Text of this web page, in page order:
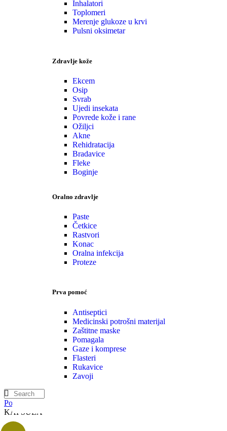
Inhalatori
Toplomeri
Merenje glukoze u krvi
Pulsni oksimetar
Zdravlje kože
Ekcem
Osip
Svrab
Ujedi insekata
Povrede kože i rane
Ožiljci
Akne
Rehidratacija
Bradavice
Fleke
Boginje
Oralno zdravlje
Paste
Četkice
Rastvori
Konac
Oralna infekcija
Proteze
Prva pomoć
Antiseptici
Medicinski potrošni materijal
Zaštitne maske
Pomagala
Gaze i komprese
Flasteri
Rukavice
Zavoji
Početna
KAPSULA